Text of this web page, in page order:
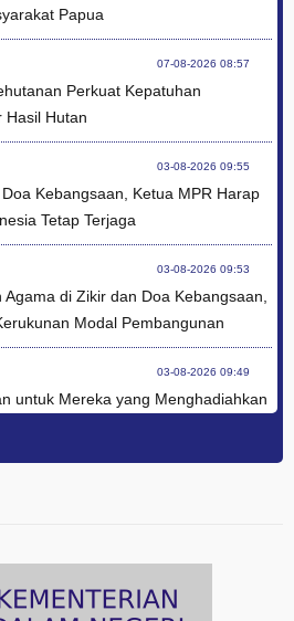
Papua
07-08-2026 08:57
Perkuat Kepatuhan
Hasil Hutan
03-08-2026 09:55
Kebangsaan, Ketua MPR Harap
Tetap Terjaga
03-08-2026 09:53
Agama di Zikir dan Doa Kebangsaan,
Modal Pembangunan
03-08-2026 09:49
untuk Mereka yang Menghadiahkan
Doa Kebangsaan Umat Kristen
Menyatukan Harapan untuk